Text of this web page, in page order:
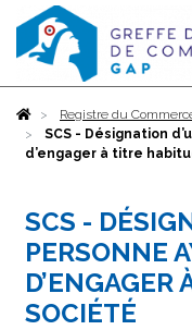
AccueilRegistre du
SCS - Désignation
d’engager à titre
SCS -
PERSONNE
SOCIÉTÉ